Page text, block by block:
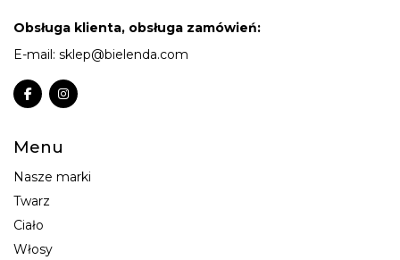
Obsługa klienta, obsługa zamówień:
E-mail: sklep@bielenda.com
Menu
Nasze marki
Twarz
Ciało
Włosy